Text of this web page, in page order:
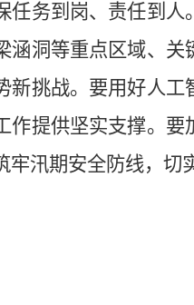
任务到岗、责任到人
涵洞等重点区域、
新挑战。要用好人
作提供坚实支撑。
牢汛期安全防线，切